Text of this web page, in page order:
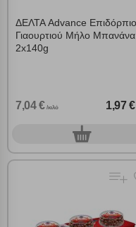
ΔΕΛΤΑ Advance Επιδόρπιο
Γιαουρτιού Μήλο Μπανάνα
2x140g
7,04 € /κιλό 1,97 €
0τεμ.